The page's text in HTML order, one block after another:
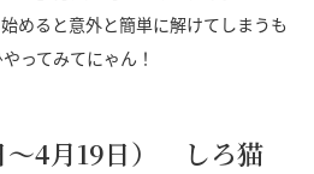
めると意外と簡単に解けてしまうも
ってみてにゃん！
～4月19日） しろ猫